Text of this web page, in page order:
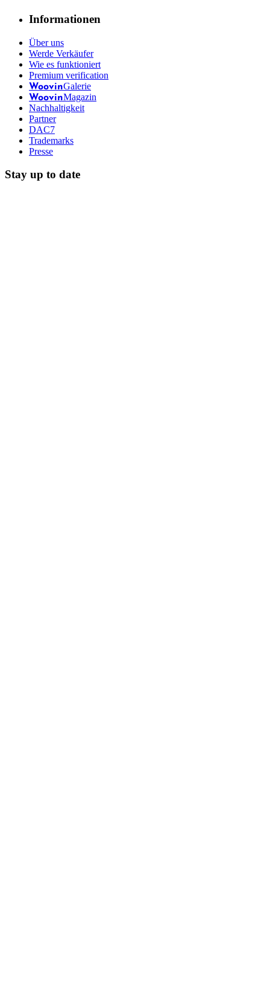
Informationen
Über uns
Werde Verkäufer
Wie es funktioniert
Premium verification
WoovinGalerie
WoovinMagazin
Nachhaltigkeit
Partner
DAC7
Trademarks
Presse
Stay up to date